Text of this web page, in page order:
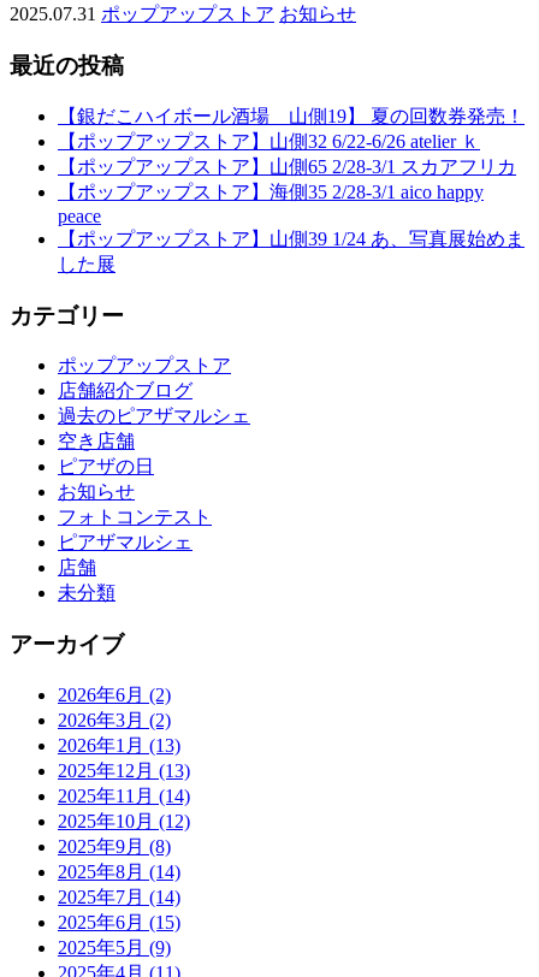
2025.07.31 ポップアップストア お知らせ
最近の投稿
【銀だこハイボール酒場 山側19】 夏の回数券発売！
【ポップアップストア】山側32 6/22-6/26 atelier ｋ
【ポップアップストア】山側65 2/28-3/1 スカアフリカ
【ポップアップストア】海側35 2/28-3/1 aico happy
peace
【ポップアップストア】山側39 1/24 あ、写真展始めま
した展
カテゴリー
ポップアップストア
店舗紹介ブログ
過去のピアザマルシェ
空き店舗
ピアザの日
お知らせ
フォトコンテスト
ピアザマルシェ
店舗
未分類
アーカイブ
2026年6月 (2)
2026年3月 (2)
2026年1月 (13)
2025年12月 (13)
2025年11月 (14)
2025年10月 (12)
2025年9月 (8)
2025年8月 (14)
2025年7月 (14)
2025年6月 (15)
2025年5月 (9)
2025年4月 (11)